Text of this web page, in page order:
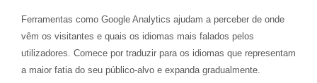
Ferramentas como Google Analytics ajudam a perceber de onde
vêm os visitantes e quais os idiomas mais falados pelos
utilizadores. Comece por traduzir para os idiomas que representam
a maior fatia do seu público-alvo e expanda gradualmente.